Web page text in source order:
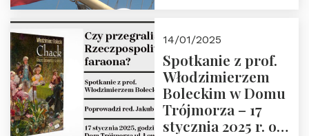
14/01/2025
Spotkanie z prof.
Włodzimierzem
Boleckim w Domu
Trójmorza – 17
stycznia 2025 r. o